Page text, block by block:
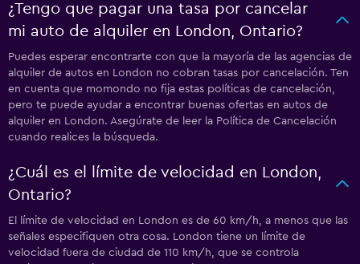
¿Tengo que pagar una tasa por cancelar
mi auto de alquiler en London, Ontario?
Puedes esperar encontrarte con que la mayoría de las agencias de
alquiler de autos en London no cobran tasas por cancelación. Ten
en cuenta que momondo no fija estas políticas de cancelación,
pero te puede ayudar a encontrar buenas ofertas en autos de
alquiler en London. Asegúrate de leer la Política de Cancelación
cuando realices la búsqueda.
¿Cuál es el límite de velocidad en London,
Ontario?
El límite de velocidad en London es de 60 km/h, a menos que las
señales especifiquen otra cosa. London tiene un límite de
velocidad fuera de ciudad de 110 km/h, que se controla